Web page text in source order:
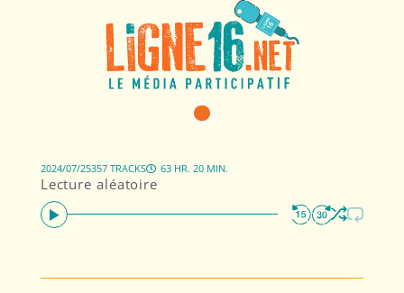
Lecture aléatoire
2024/07/25357 TRACKS 63 HR. 20 MIN.